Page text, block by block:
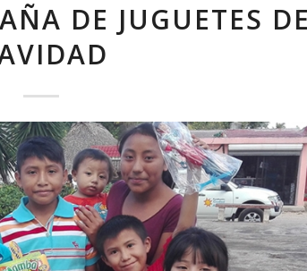
DE JUGUETES DE